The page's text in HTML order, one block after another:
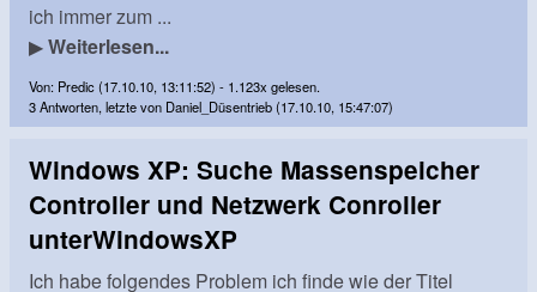
ich immer zum ...
▶Weiterlesen...
Von: Predic (17.10.10, 13:11:52) - 1.123x gelesen.
3 Antworten, letzte von Daniel_Düsentrieb (17.10.10, 15:47:07)
Windows XP: Suche Massenspeicher
Controller und Netzwerk Conroller
unterWindowsXP
Ich habe folgendes Problem ich finde wie der Titel